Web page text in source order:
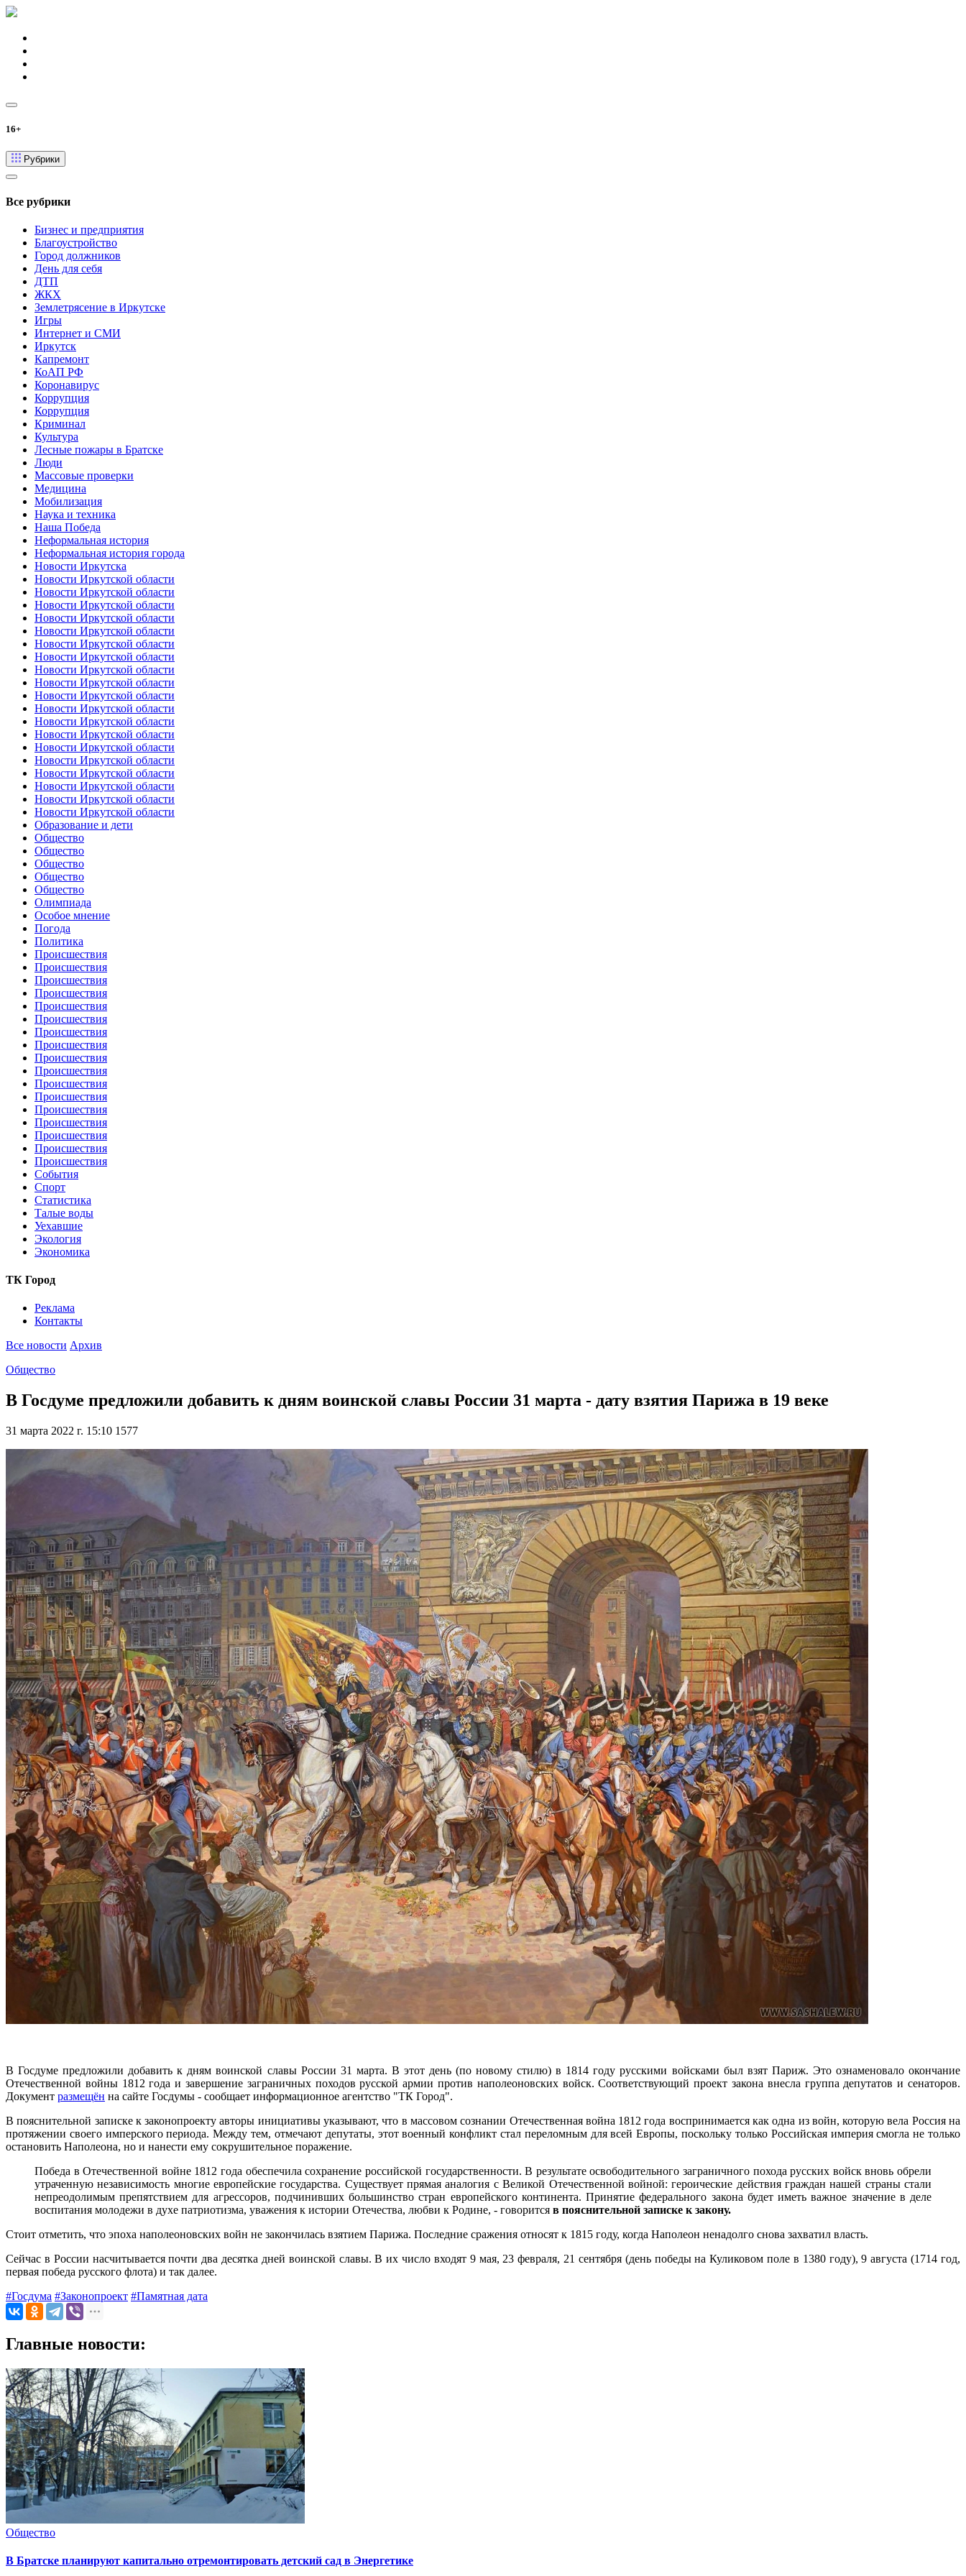
16+
Рубрики
Все рубрики
Бизнес и предприятия
Благоустройство
Город должников
День для себя
ДТП
ЖКХ
Землетрясение в Иркутске
Игры
Интернет и СМИ
Иркутск
Капремонт
КоАП РФ
Коронавирус
Коррупция
Коррупция
Криминал
Культура
Лесные пожары в Братске
Люди
Массовые проверки
Медицина
Мобилизация
Наука и техника
Наша Победа
Неформальная история
Неформальная история города
Новости Иркутска
Новости Иркутской области
Новости Иркутской области
Новости Иркутской области
Новости Иркутской области
Новости Иркутской области
Новости Иркутской области
Новости Иркутской области
Новости Иркутской области
Новости Иркутской области
Новости Иркутской области
Новости Иркутской области
Новости Иркутской области
Новости Иркутской области
Новости Иркутской области
Новости Иркутской области
Новости Иркутской области
Новости Иркутской области
Новости Иркутской области
Новости Иркутской области
Образование и дети
Общество
Общество
Общество
Общество
Общество
Олимпиада
Особое мнение
Погода
Политика
Происшествия
Происшествия
Происшествия
Происшествия
Происшествия
Происшествия
Происшествия
Происшествия
Происшествия
Происшествия
Происшествия
Происшествия
Происшествия
Происшествия
Происшествия
Происшествия
Происшествия
События
Спорт
Статистика
Талые воды
Уехавшие
Экология
Экономика
ТК Город
Реклама
Контакты
Все новости Архив
Общество
В Госдуме предложили добавить к дням воинской славы России 31 марта - дату взятия Парижа в 19 веке
31 марта 2022 г. 15:10 1577
В Госдуме предложили добавить к дням воинской славы России 31 марта. В этот день (по новому стилю) в 1814 году русскими войсками был взят Париж. Это ознаменовало окончание
Отечественной войны 1812 года и завершение заграничных походов русской армии против наполеоновских войск. Соответствующий проект закона внесла группа депутатов и сенаторов.
Документ размещён на сайте Госдумы - сообщает информационное агентство "ТК Город".
В пояснительной записке к законопроекту авторы инициативы указывают, что в массовом сознании Отечественная война 1812 года воспринимается как одна из войн, которую вела Россия на
протяжении своего имперского периода. Между тем, отмечают депутаты, этот военный конфликт стал переломным для всей Европы, поскольку только Российская империя смогла не только
остановить Наполеона, но и нанести ему сокрушительное поражение.
Победа в Отечественной войне 1812 года обеспечила сохранение российской государственности. В результате освободительного заграничного похода русских войск вновь обрели
утраченную независимость многие европейские государства. Существует прямая аналогия с Великой Отечественной войной: героические действия граждан нашей страны стали
непреодолимым препятствием для агрессоров, подчинивших большинство стран европейского континента. Принятие федерального закона будет иметь важное значение в деле
воспитания молодежи в духе патриотизма, уважения к истории Отечества, любви к Родине, - говорится в пояснительной записке к закону.
Стоит отметить, что эпоха наполеоновских войн не закончилась взятием Парижа. Последние сражения относят к 1815 году, когда Наполеон ненадолго снова захватил власть.
Сейчас в России насчитывается почти два десятка дней воинской славы. В их число входят 9 мая, 23 февраля, 21 сентября (день победы на Куликовом поле в 1380 году), 9 августа (1714 год,
первая победа русского флота) и так далее.
#Госдума #Законопроект #Памятная дата
Главные новости:
Общество
В Братске планируют капитально отремонтировать детский сад в Энергетике